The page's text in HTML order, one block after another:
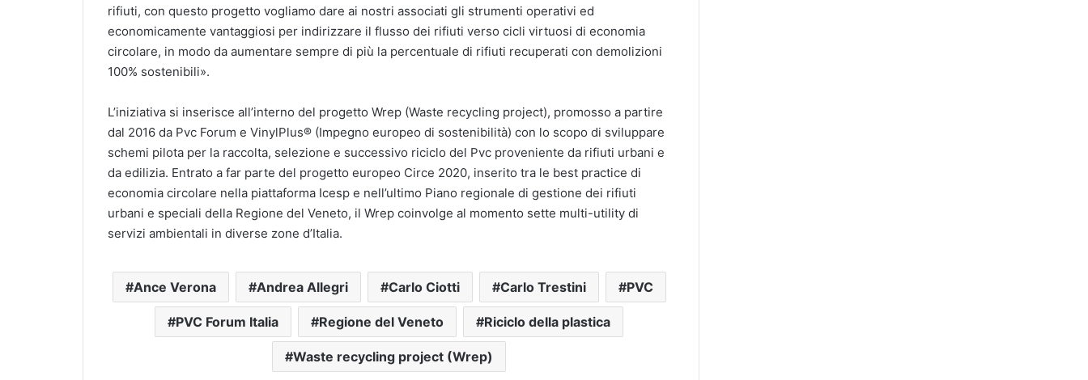
rifiuti, con questo progetto vogliamo dare ai nostri associati gli strumenti operativi ed
economicamente vantaggiosi per indirizzare il flusso dei rifiuti verso cicli virtuosi di economia
circolare, in modo da aumentare sempre di più la percentuale di rifiuti recuperati con demolizioni
100% sostenibili».
L’iniziativa si inserisce all’interno del progetto Wrep (Waste recycling project), promosso a partire
dal 2016 da Pvc Forum e VinylPlus® (Impegno europeo di sostenibilità) con lo scopo di sviluppare
schemi pilota per la raccolta, selezione e successivo riciclo del Pvc proveniente da rifiuti urbani e
da edilizia. Entrato a far parte del progetto europeo Circe 2020, inserito tra le best practice di
economia circolare nella piattaforma Icesp e nell’ultimo Piano regionale di gestione dei rifiuti
urbani e speciali della Regione del Veneto, il Wrep coinvolge al momento sette multi-utility di
servizi ambientali in diverse zone d’Italia.
Ance Verona Andrea Allegri Carlo Ciotti Carlo Trestini PVC
PVC Forum Italia Regione del Veneto Riciclo della plastica
Waste recycling project (Wrep)